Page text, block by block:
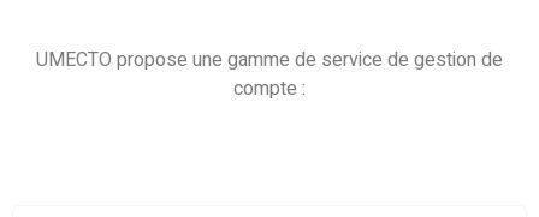
UMECTO propose une gamme de service de gestion de
compte :